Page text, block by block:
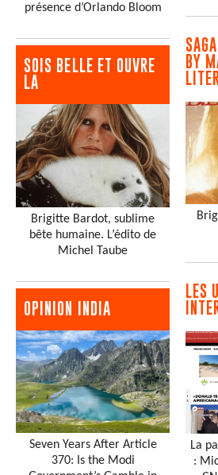
présence d’Orlando Bloom
SOIS BELLE ET OUVRE
LA
Brigitte Bardot, sublime
bête humaine. L’édito de
Michel Taube
OPINION INDIA
Seven Years After Article
370: Is the Modi
BY
LES
La
: